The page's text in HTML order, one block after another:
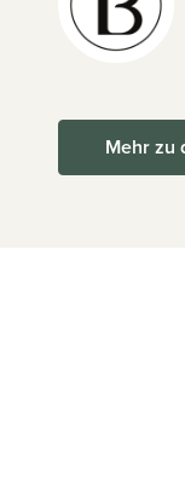
Mehr zu